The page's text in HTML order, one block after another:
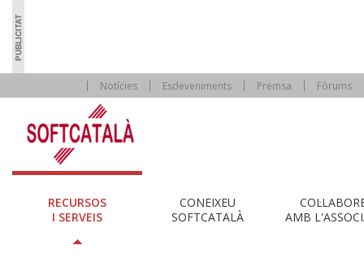
Notícies Esdeveniments Premsa Fòrums
RECURSOS
I SERVEIS
CONEIXEU
SOFTCATALÀ
AMB